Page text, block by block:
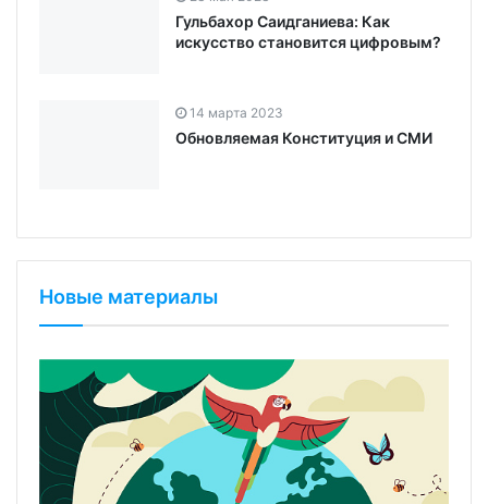
Гульбахор Саидганиева: Как
искусство становится цифровым?
Обновляемая Конституция и СМИ
Новые материалы